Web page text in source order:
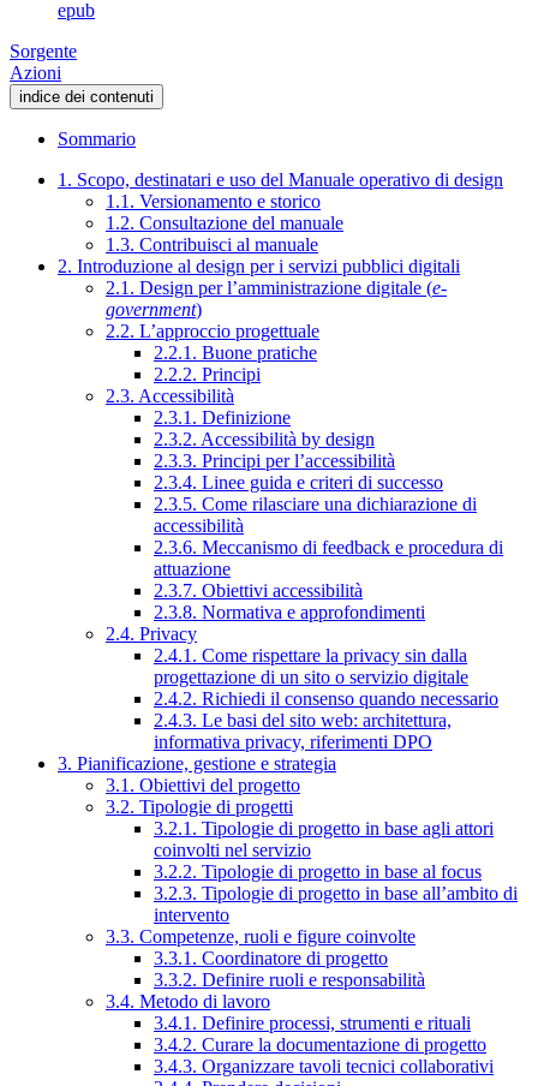
epub
Sorgente
Azioni
indice dei contenuti
Sommario
1. Scopo, destinatari e uso del Manuale operativo di design
1.1. Versionamento e storico
1.2. Consultazione del manuale
1.3. Contribuisci al manuale
2. Introduzione al design per i servizi pubblici digitali
2.1. Design per l’amministrazione digitale (e-
government)
2.2. L’approccio progettuale
2.2.1. Buone pratiche
2.2.2. Principi
2.3. Accessibilità
2.3.1. Definizione
2.3.2. Accessibilità by design
2.3.3. Principi per l’accessibilità
2.3.4. Linee guida e criteri di successo
2.3.5. Come rilasciare una dichiarazione di
accessibilità
2.3.6. Meccanismo di feedback e procedura di
attuazione
2.3.7. Obiettivi accessibilità
2.3.8. Normativa e approfondimenti
2.4. Privacy
2.4.1. Come rispettare la privacy sin dalla
progettazione di un sito o servizio digitale
2.4.2. Richiedi il consenso quando necessario
2.4.3. Le basi del sito web: architettura,
informativa privacy, riferimenti DPO
3. Pianificazione, gestione e strategia
3.1. Obiettivi del progetto
3.2. Tipologie di progetti
3.2.1. Tipologie di progetto in base agli attori
coinvolti nel servizio
3.2.2. Tipologie di progetto in base al focus
3.2.3. Tipologie di progetto in base all’ambito di
intervento
3.3. Competenze, ruoli e figure coinvolte
3.3.1. Coordinatore di progetto
3.3.2. Definire ruoli e responsabilità
3.4. Metodo di lavoro
3.4.1. Definire processi, strumenti e rituali
3.4.2. Curare la documentazione di progetto
3.4.3. Organizzare tavoli tecnici collaborativi